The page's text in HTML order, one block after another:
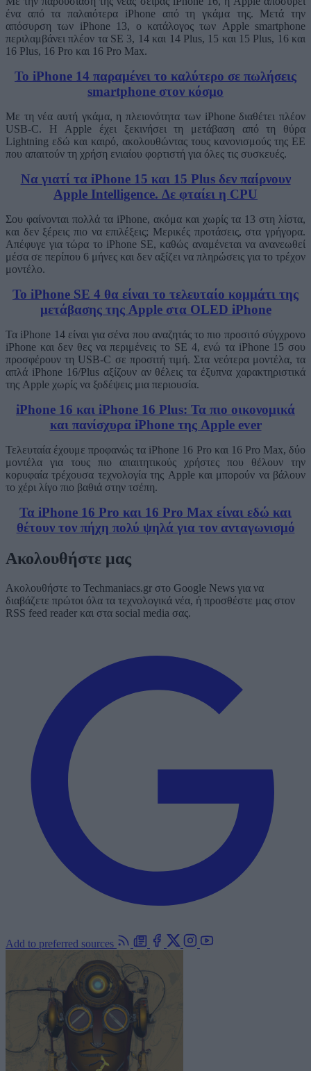
ένα από τα παλαιότερα iPhone από τη γκάμα της. Μετά την
απόσυρση των iPhone 13, ο κατάλογος των Apple smartphone
περιλαμβάνει πλέον τα SE 3, 14 και 14 Plus, 15 και 15 Plus, 16 και
16 Plus, 16 Pro και 16 Pro Max.
Το iPhone 14 παραμένει το καλύτερο σε πωλήσεις
smartphone στον κόσμο
Με τη νέα αυτή γκάμα, η πλειονότητα των iPhone διαθέτει πλέον
USB-C. Η Apple έχει ξεκινήσει τη μετάβαση από τη θύρα
Lightning εδώ και καιρό, ακολουθώντας τους κανονισμούς της ΕΕ
που απαιτούν τη χρήση ενιαίου φορτιστή για όλες τις συσκευές.
Να γιατί τα iPhone 15 και 15 Plus δεν παίρνουν
Apple Intelligence. Δε φταίει η CPU
Σου φαίνονται πολλά τα iPhone, ακόμα και χωρίς τα 13 στη λίστα,
και δεν ξέρεις πιο να επιλέξεις; Μερικές προτάσεις, στα γρήγορα.
Απέφυγε για τώρα το iPhone SE, καθώς αναμένεται να ανανεωθεί
μέσα σε περίπου 6 μήνες και δεν αξίζει να πληρώσεις για το τρέχον
μοντέλο.
Το iPhone SE 4 θα είναι το τελευταίο κομμάτι της
μετάβασης της Apple στα OLED iPhone
Τα iPhone 14 είναι για σένα που αναζητάς το πιο προσιτό σύγχρονο
iPhone και δεν θες να περιμένεις το SE 4, ενώ τα iPhone 15 σου
προσφέρουν τη USB-C σε προσιτή τιμή. Στα νεότερα μοντέλα, τα
απλά iPhone 16/Plus αξίζουν αν θέλεις τα έξυπνα χαρακτηριστικά
της Apple χωρίς να ξοδέψεις μια περιουσία.
iPhone 16 και iPhone 16 Plus: Τα πιο οικονομικά
και πανίσχυρα iPhone της Apple ever
Τελευταία έχουμε προφανώς τα iPhone 16 Pro και 16 Pro Max, δύο
μοντέλα για τους πιο απαιτητικούς χρήστες που θέλουν την
κορυφαία τρέχουσα τεχνολογία της Apple και μπορούν να βάλουν
το χέρι λίγο πιο βαθιά στην τσέπη.
Τα iPhone 16 Pro και 16 Pro Max είναι εδώ και
θέτουν τον πήχη πολύ ψηλά για τον ανταγωνισμό
Ακολουθήστε μας
Ακολουθήστε το Techmaniacs.gr στο Google News για να
διαβάζετε πρώτοι όλα τα τεχνολογικά νέα, ή προσθέστε μας στον
RSS feed reader και στα social media σας.
Add to preferred sources